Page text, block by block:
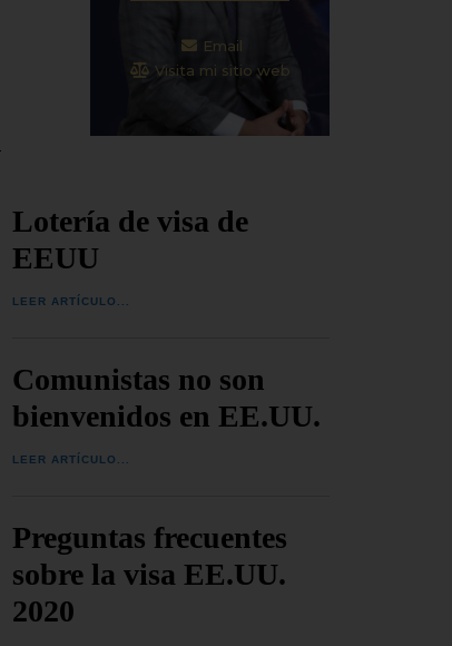
Email
Visita mi sitio web
Lotería de visa de
EEUU
LEER ARTÍCULO...
Comunistas no son
bienvenidos en EE.UU.
LEER ARTÍCULO...
Preguntas frecuentes
sobre la visa EE.UU.
2020